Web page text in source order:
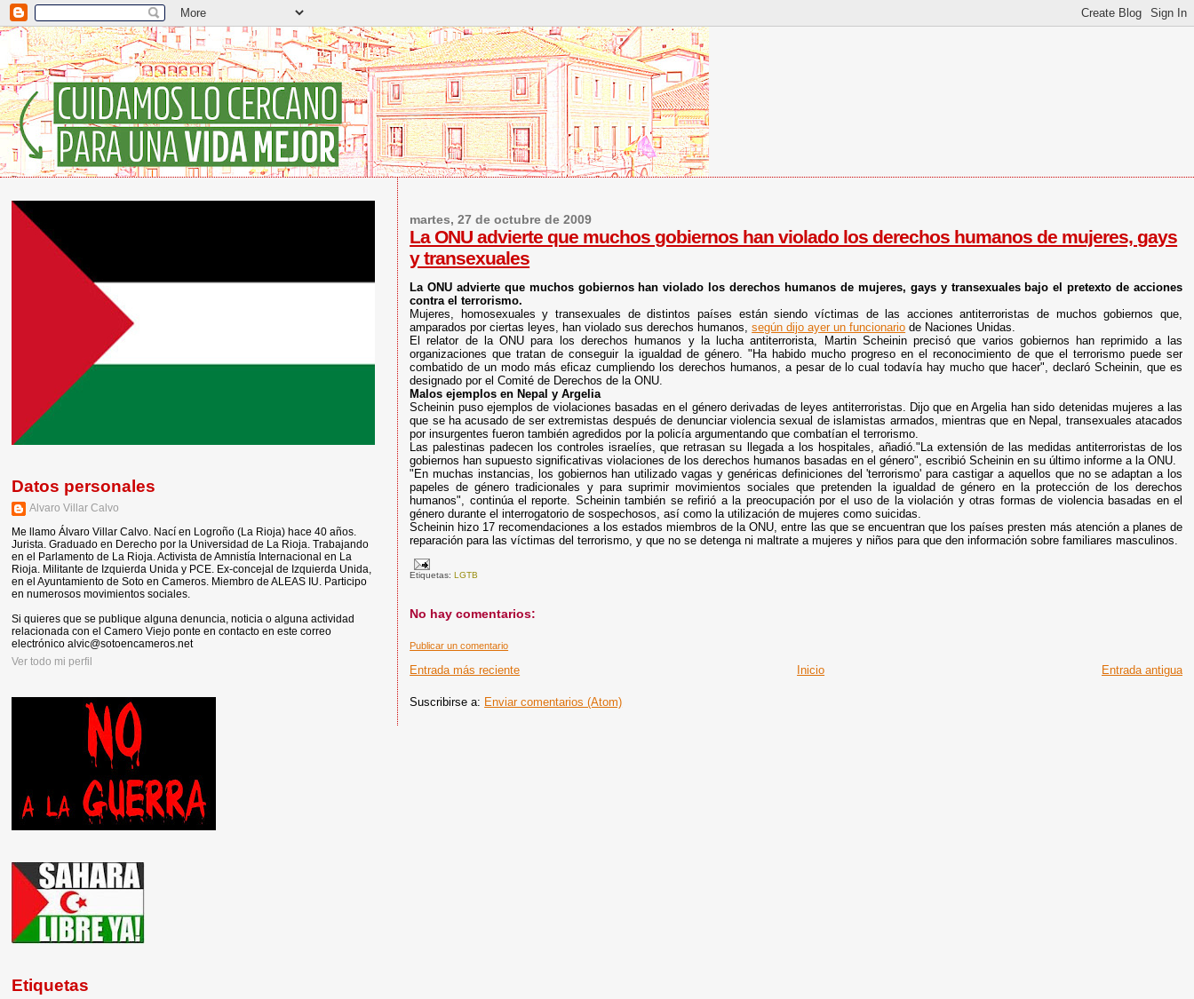
martes, 27 de octubre de 2009
La ONU advierte que muchos gobiernos han violado los derechos humanos de mujeres, gays
y transexuales
La ONU advierte que muchos gobiernos han violado los derechos humanos de mujeres, gays y transexuales bajo el pretexto de acciones
contra el terrorismo.
Mujeres, homosexuales y transexuales de distintos países están siendo víctimas de las acciones antiterroristas de muchos gobiernos que,
amparados por ciertas leyes, han violado sus derechos humanos,según dijo ayer un funcionario de Naciones Unidas.
El relator de la ONU para los derechos humanos y la lucha antiterrorista, Martin Scheinin precisó que varios gobiernos han reprimido a las
organizaciones que tratan de conseguir la igualdad de género. "Ha habido mucho progreso en el reconocimiento de que el terrorismo puede ser
combatido de un modo más eficaz cumpliendo los derechos humanos, a pesar de lo cual todavía hay mucho que hacer", declaró Scheinin, que es
designado por el Comité de Derechos de la ONU.
Malos ejemplos en Nepal y Argelia
Scheinin puso ejemplos de violaciones basadas en el género derivadas de leyes antiterroristas. Dijo que en Argelia han sido detenidas mujeres a las
que se ha acusado de ser extremistas después de denunciar violencia sexual de islamistas armados, mientras que en Nepal, transexuales atacados
por insurgentes fueron también agredidos por la policía argumentando que combatían el terrorismo.
Las palestinas padecen los controles israelíes, que retrasan su llegada a los hospitales, añadió."La extensión de las medidas antiterroristas de los
gobiernos han supuesto significativas violaciones de los derechos humanos basadas en el género", escribió Scheinin en su último informe a la ONU.
"En muchas instancias, los gobiernos han utilizado vagas y genéricas definiciones del 'terrorismo' para castigar a aquellos que no se adaptan a los
papeles de género tradicionales y para suprimir movimientos sociales que pretenden la igualdad de género en la protección de los derechos
humanos", continúa el reporte. Scheinin también se refirió a la preocupación por el uso de la violación y otras formas de violencia basadas en el
género durante el interrogatorio de sospechosos, así como la utilización de mujeres como suicidas.
Scheinin hizo 17 recomendaciones a los estados miembros de la ONU, entre las que se encuentran que los países presten más atención a planes de
reparación para las víctimas del terrorismo, y que no se detenga ni maltrate a mujeres y niños para que den información sobre familiares masculinos.
Etiquetas:LGTB
No hay comentarios:
Publicar un comentario
Entrada más reciente Entrada antigua
Inicio
Suscribirse a: Enviar comentarios (Atom)
Datos personales
Alvaro Villar Calvo
Me llamo Álvaro Villar Calvo. Nací en Logroño (La Rioja) hace 40 años.
Jurista. Graduado en Derecho por la Universidad de La Rioja. Trabajando
en el Parlamento de La Rioja. Activista de Amnistía Internacional en La
Rioja. Militante de Izquierda Unida y PCE. Ex-concejal de Izquierda Unida,
en el Ayuntamiento de Soto en Cameros. Miembro de ALEAS IU. Participo
en numerosos movimientos sociales.
Si quieres que se publique alguna denuncia, noticia o alguna actividad
relacionada con el Camero Viejo ponte en contacto en este correo
electrónico alvic@sotoencameros.net
Ver todo mi perfil
Etiquetas